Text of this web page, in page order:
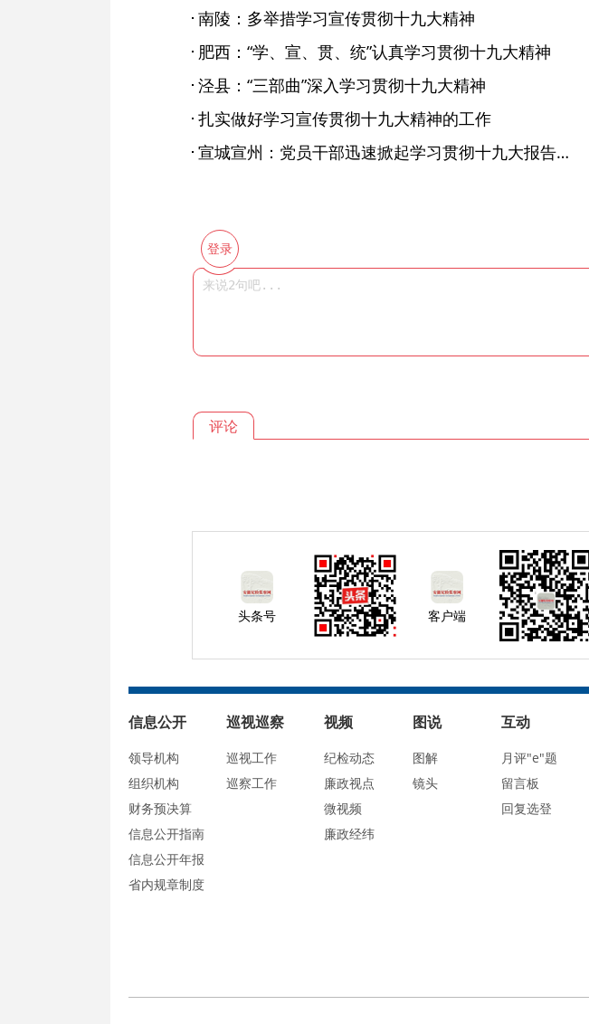
南陵：多举措学习宣传贯彻十九大精神
肥西：“学、宣、贯、统”认真学习贯彻十九大精神
泾县：“三部曲”深入学习贯彻十九大精神
扎实做好学习宣传贯彻十九大精神的工作
宣城宣州：党员干部迅速掀起学习贯彻十九大报告精神热潮
登录
评论
头条号 客户端
信息公开
领导机构
组织机构
财务预决算
信息公开指南
信息公开年报
省内规章制度
巡视巡察
巡视工作
巡察工作
视频
纪检动态
廉政视点
微视频
廉政经纬
图说
图解
镜头
互动
月评"e"题
留言板
回复选登